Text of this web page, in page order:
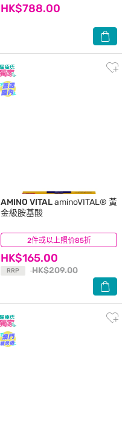
HK$788.00
2件或以上照价85折
AMINO VITALaminoVITAL® 黃
金級胺基酸
HK$165.00
RRP HK$209.00
(13)